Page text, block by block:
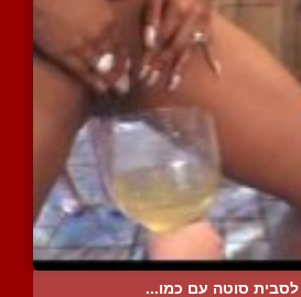
לסבית סוטה עם כמו...